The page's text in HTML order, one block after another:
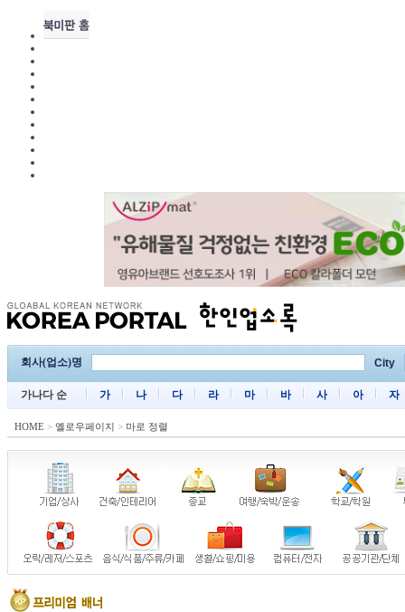
회사(업소)명 City
가나다 순 가 나 다 라 마 바 사 아 자
HOME > 옐로우페이지 > 마로 정렬